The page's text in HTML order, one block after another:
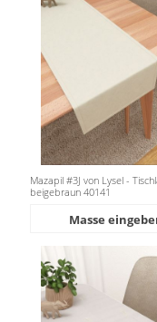
Mazapil #3J von Lysel -
beigebraun 40141
Masse